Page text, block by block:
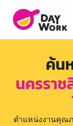
ค้น
นครรา
ตำแหน่งงานคุณ